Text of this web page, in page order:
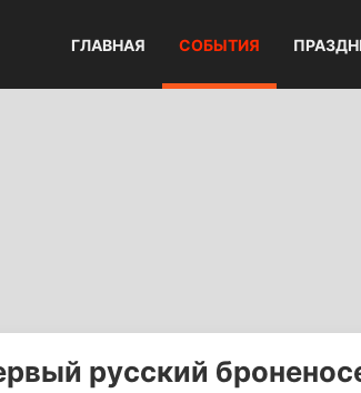
ГЛАВНАЯ СОБЫТИЯ
русский